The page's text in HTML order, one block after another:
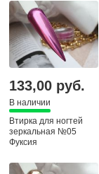
133,00 руб.
В наличии
Втирка для ногтей
зеркальная №05
Фуксия